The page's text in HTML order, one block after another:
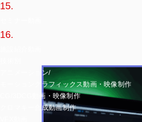
15.
16.
アニメーション/
モーショングラフィックス動画・映像制作
CG/3DCG動画・映像制作
クロマキー合成動画制作